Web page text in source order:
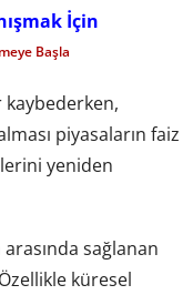
İçin
Başla
piyasaların faiz
yeniden
sağlanan
küresel